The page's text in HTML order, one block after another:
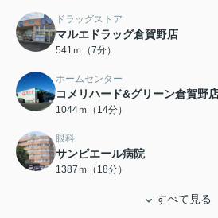
ドラッグストア
マルエドラッグ倉賀野店
541ｍ（7分）
ホームセンター
コメリハード&グリーン倉賀野
1044ｍ（14分）
眼科
サンピエール病院
1387ｍ（18分）
すべて見る